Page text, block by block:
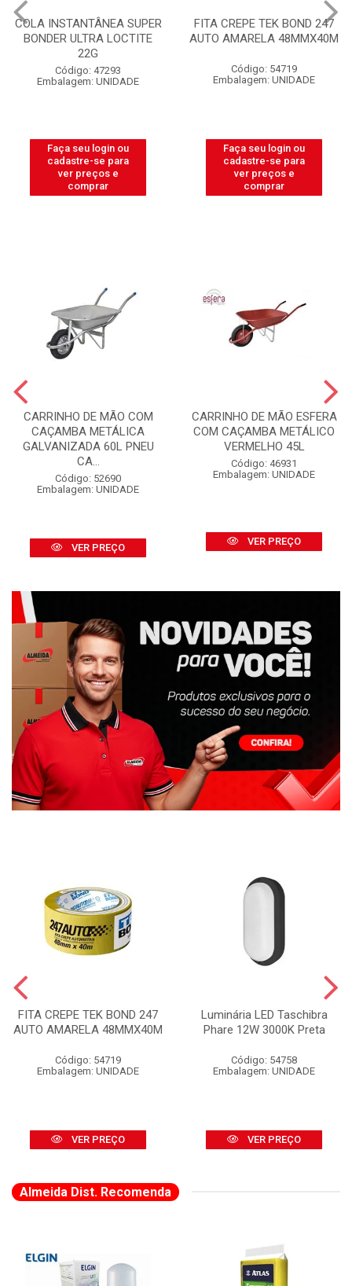
COLA INSTANTÂNEA SUPER
BONDER ULTRA LOCTITE
22G
Código: 47293
Embalagem: UNIDADE
Faça seu login ou
cadastre-se para
ver preços e
comprar
FITA CREPE TEK BOND 247
AUTO AMARELA 48MMX40M
Código: 54719
Embalagem: UNIDADE
Faça seu login ou
cadastre-se para
ver preços e
comprar
CARRINHO DE MÃO COM
CAÇAMBA METÁLICA
GALVANIZADA 60L PNEU
CA...
Código: 52690
Embalagem: UNIDADE
VER PREÇO
CARRINHO DE MÃO ESFERA
COM CAÇAMBA METÁLICO
VERMELHO 45L
Código: 46931
Embalagem: UNIDADE
VER PREÇO
FITA CREPE TEK BOND 247
AUTO AMARELA 48MMX40M
Código: 54719
Embalagem: UNIDADE
VER PREÇO
Luminária LED Taschibra
Phare 12W 3000K Preta
Código: 54758
Embalagem: UNIDADE
VER PREÇO
Almeida Dist. Recomenda